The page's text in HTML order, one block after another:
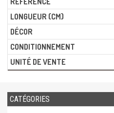
CATÉGORIES